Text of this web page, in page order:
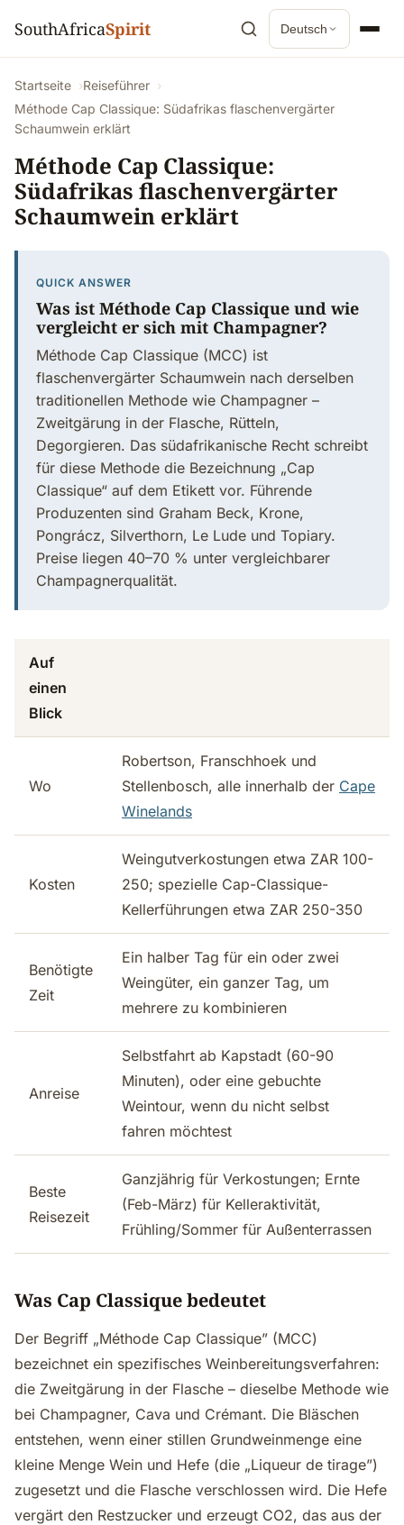
SouthAfricaSpirit Deutsch
Startseite
Reiseführer
Méthode Cap Classique: Südafrikas flaschenvergärter
Schaumwein erklärt
Méthode Cap Classique:
Südafrikas flaschenvergärter
Schaumwein erklärt
QUICK ANSWER
Was ist Méthode Cap Classique und wie
vergleicht er sich mit Champagner?
Méthode Cap Classique (MCC) ist
flaschenvergärter Schaumwein nach derselben
traditionellen Methode wie Champagner –
Zweitgärung in der Flasche, Rütteln,
Degorgieren. Das südafrikanische Recht schreibt
für diese Methode die Bezeichnung „Cap
Classique“ auf dem Etikett vor. Führende
Produzenten sind Graham Beck, Krone,
Pongrácz, Silverthorn, Le Lude und Topiary.
Preise liegen 40–70 % unter vergleichbarer
Champagnerqualität.
Auf
einen
Blick
Wo
Robertson, Franschhoek und
Stellenbosch, alle innerhalb der Cape
Winelands
Kosten
Weingutverkostungen etwa ZAR 100-
250; spezielle Cap-Classique-
Kellerführungen etwa ZAR 250-350
Benötigte
Zeit
Ein halber Tag für ein oder zwei
Weingüter, ein ganzer Tag, um
mehrere zu kombinieren
Anreise
Selbstfahrt ab Kapstadt (60-90
Minuten), oder eine gebuchte
Weintour, wenn du nicht selbst
fahren möchtest
Beste
Reisezeit
Ganzjährig für Verkostungen; Ernte
(Feb-März) für Kelleraktivität,
Frühling/Sommer für Außenterrassen
Was Cap Classique bedeutet
Der Begriff „Méthode Cap Classique” (MCC)
bezeichnet ein spezifisches Weinbereitungsverfahren:
die Zweitgärung in der Flasche – dieselbe Methode wie
bei Champagner, Cava und Crémant. Die Bläschen
entstehen, wenn einer stillen Grundweinmenge eine
kleine Menge Wein und Hefe (die „Liqueur de tirage”)
zugesetzt und die Flasche verschlossen wird. Die Hefe
vergärt den Restzucker und erzeugt CO2, das aus der